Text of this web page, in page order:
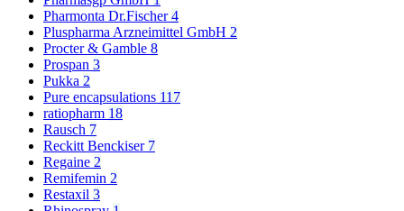
Pharmonta Dr.Fischer4
Pluspharma Arzneimittel GmbH 2
Procter & Gamble 8
Prospan 3
Pukka 2
Pure encapsulations 117
ratiopharm 18
Rausch 7
Reckitt Benckiser 7
Regaine 2
Remifemin 2
Restaxil 3